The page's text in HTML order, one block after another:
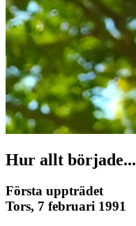
Hur allt började...
Första uppträdet
Tors, 7 februari 1991